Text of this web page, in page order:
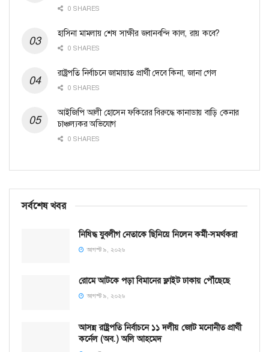
0 SHARES
হাসিনা মামলায় শেষ সাক্ষীর জবানবন্দি কাল, রায় কবে?
0 SHARES
রাষ্ট্রপতি নির্বাচনে জামায়াত প্রার্থী দেবে কিনা, জানা গেল
0 SHARES
আইজিপি আলী হোসেন ফকিরের বিরুদ্ধে কানাডায় বাড়ি কেনার
চাঞ্চল্যকর অভিযোগ
0 SHARES
সর্বশেষ খবর
নিষিদ্ধ যুবলীগ নেতাকে ছিনিয়ে নিলেন কর্মী-সমর্থকরা
আগস্ট ৯, ২০২৬
রোমে আটকে পড়া বিমানের ফ্লাইট ঢাকায় পৌঁছেছে
আগস্ট ৯, ২০২৬
আসন্ন রাষ্ট্রপতি নির্বাচনে ১১ দলীয় জোট মনোনীত প্রার্থী
কর্নেল (অব.) অলি আহমেদ